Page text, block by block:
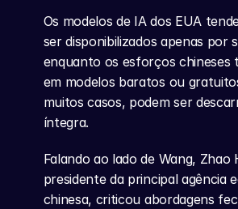
Os modelos de IA dos EUA
ser disponibilizados apenas por
enquanto os esforços chineses
em modelos baratos ou
muitos casos, podem ser
íntegra.
Falando ao lado de Wang, Zhao
presidente da principal agência
chinesa, criticou abordagens